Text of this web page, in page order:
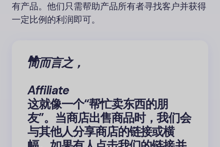
有产品。他们只需帮助产品所有者寻找客户并获得
一定比例的利润即可。
简而言之，
Affiliate
这就像一个“帮忙卖东西的朋
友”。当商店出售商品时，我们会
与其他人分享商店的链接或横